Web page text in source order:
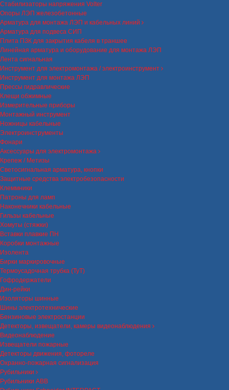
Стабилизаторы напряжения Volter
Опоры ЛЭП железобетонные
Арматура для монтажа ЛЭП и кабельных линий
Арматура для подвеса СИП
Плита ПЗК для закрытия кабеля в траншее
Линейная арматура и оборудование для монтажа ЛЭП
Лента сигнальная
Инструмент для электромонтажа / электроинструмент
Инструмент для монтажа ЛЭП
Прессы гидравлические
Клещи обжимные
Измерительные приборы
Монтажный инструмент
Ножницы кабельные
Электроинструменты
Фонари
Аксессуары для электромонтажа
Крепеж / Метизы
Светосигнальная арматура, кнопки
Защитные средства электробезопасности
Клеммники
Патроны для ламп
Наконечники кабельные
Гильзы кабельные
Хомуты (стяжки)
Вставки плавкие ПН
Коробки монтажные
Изолента
Бирки маркировочные
Термоусадочная трубка (ТуТ)
Гофродержатели
Дин-рейки
Изоляторы шинные
Шины электротехнические
Бензиновые электростанции
Детекторы, извещатели, камеры видеонаблюдения
Видеонаблюдение
Извещатели пожарные
Детекторы движения, фотореле
Охранно-пожарная сигнализация
Рубильники
Рубильники ABB